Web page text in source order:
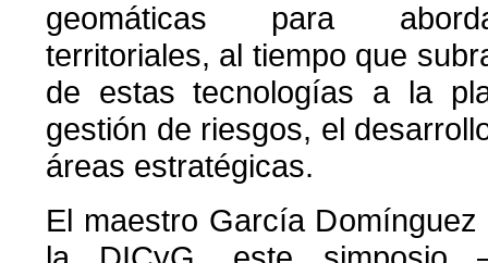
geomáticas para
territoriales, al tiempo que
de estas tecnologías a la
gestión de riesgos, el
áreas estratégicas.
El maestro García